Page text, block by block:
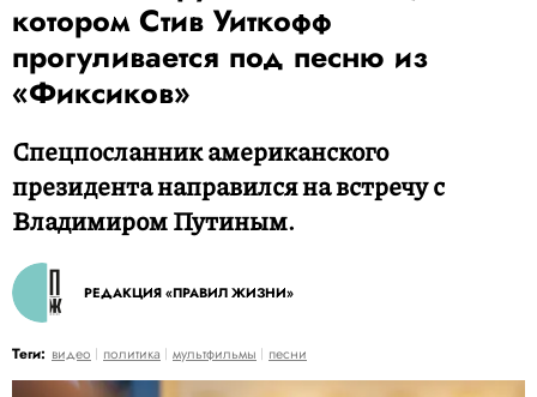
котором Стив Уиткофф
прогуливается под песню из
«Фиксиков»
Спецпосланник американского
президента направился на встречу с
Владимиром Путиным.
РЕДАКЦИЯ «ПРАВИЛ ЖИЗНИ»
Теги: видео политика мультфильмы песни